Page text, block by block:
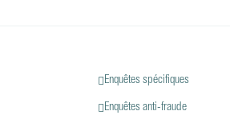
Enquêtes spécifiques
Enquêtes anti-fraude